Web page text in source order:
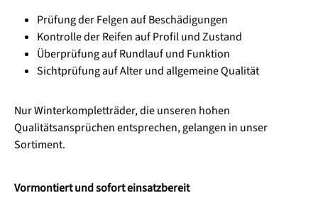
Prüfung der Felgen auf Beschädigungen
Kontrolle der Reifen auf Profil und Zustand
Überprüfung auf Rundlauf und Funktion
Sichtprüfung auf Alter und allgemeine Qualität
Nur Winterkompletträder, die unseren hohen
Qualitätsansprüchen entsprechen, gelangen in unser
Sortiment.
Vormontiert und sofort einsatzbereit